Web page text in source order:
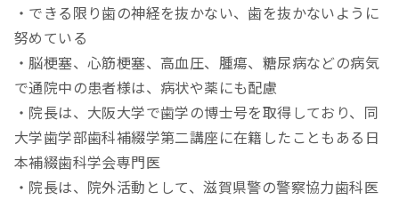
・できる限り歯の神経を抜かない、歯を抜かないように
努めている
・脳梗塞、心筋梗塞、高血圧、腫瘍、糖尿病などの病気
で通院中の患者様は、病状や薬にも配慮
・院長は、大阪大学で歯学の博士号を取得しており、同
大学歯学部歯科補綴学第二講座に在籍したこともある日
本補綴歯科学会専門医
・院長は、院外活動として、滋賀県警の警察協⼒歯科医